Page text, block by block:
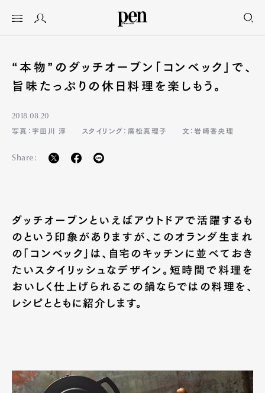
“本物”のダッチオーブン「コンベック」で、
旨味たっぷりの休日料理を楽しもう。
2018.08.20
写真：宇田川 淳
スタイリング：廣松真理子 文：岩崎香央理
Share:
ダッチオーブンといえばアウトドアで活躍するも
のという印象がありますが、このオランダ生まれ
の「コンベック」は、自宅のキッチンに並べておき
たいスタイリッシュなデザイン。短時間で料理を
おいしく仕上げられるこの鍋ならではの料理を、
レシピとともに紹介します。